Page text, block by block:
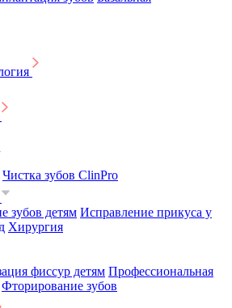
Чистка зубов ClinPro
зубов детям Исправление прикуса у
Хирургия
фиссур детям Профессиональная
Фторирование зубов